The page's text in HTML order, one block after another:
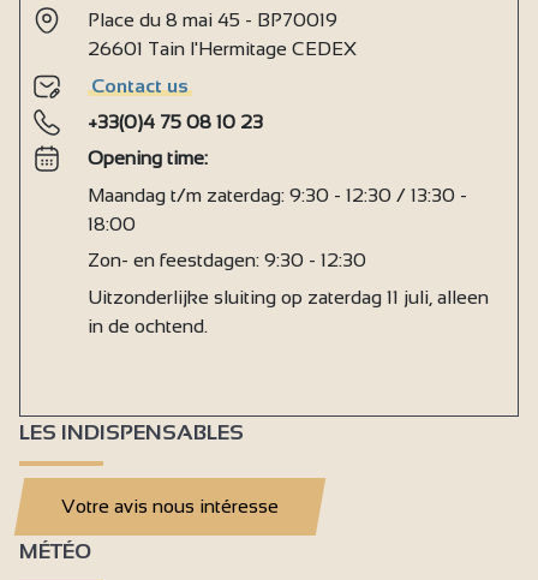
Place du 8 mai 45 - BP70019
26601 Tain l'Hermitage CEDEX
Contact us
+33(0)4 75 08 10 23
Opening time:
Maandag t/m zaterdag: 9:30 - 12:30 / 13:30 -
18:00
Zon- en feestdagen: 9:30 - 12:30
Uitzonderlijke sluiting op zaterdag 11 juli, alleen
in de ochtend.
LES INDISPENSABLES
Votre avis nous intéresse
MÉTÉO